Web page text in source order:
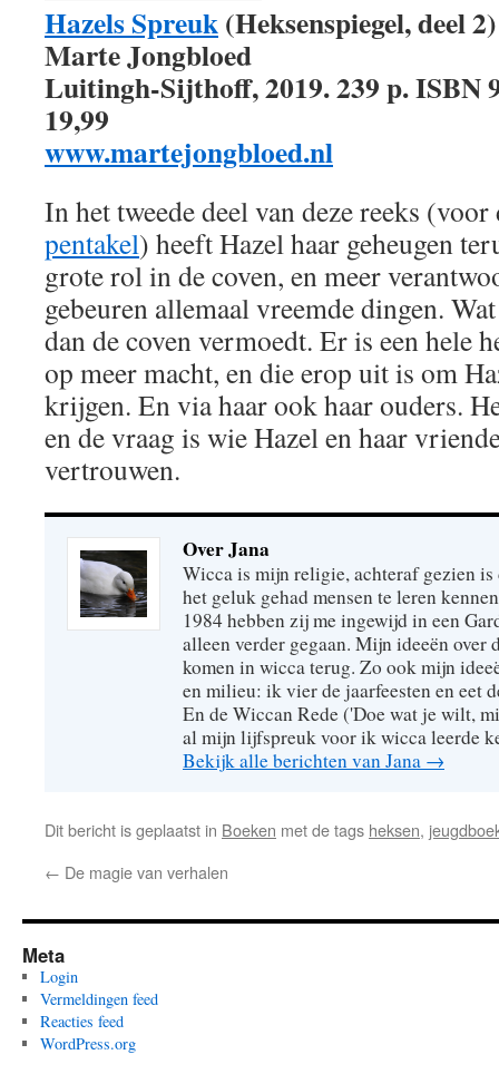
Hazels Spreuk(Heksenspiegel, deel 2)
Marte Jongbloed
Luitingh-Sijthoff, 2019. 239 p. ISBN
19,99
www.martejongbloed.nl
In het tweede deel van deze reeks
pentakel) heeft Hazel haar geheugen
grote rol in de coven, en meer
gebeuren allemaal vreemde dingen.
dan de coven vermoedt. Er is een hele
op meer macht, en die erop uit is om
krijgen. En via haar ook haar ouders.
en de vraag is wie Hazel en haar
vertrouwen.
Over Jana
Wicca is mijn religie, achteraf gezien
het geluk gehad mensen te leren
1984 hebben zij me ingewijd in een
alleen verder gegaan. Mijn ideeën over
komen in wicca terug. Zo ook mijn
en milieu: ik vier de jaarfeesten en eet
En de Wiccan Rede ('Doe wat je wilt,
al mijn lijfspreuk voor ik wicca leerde
Bekijk alle berichten van Jana →
Dit bericht is geplaatst in Boeken met de tags heksen,
← De magie van verhalen
Meta
Login
Vermeldingen feed
Reacties feed
WordPress.org